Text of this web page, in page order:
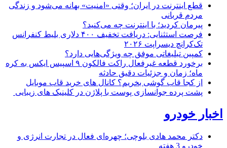
قطع اینترنت در ایران؛ وقتی «امنیت» بهانه می‌شود و زندگی
مردم قربانی
پیرمان کردید؛ با اینترنت چه می‌کنید؟
فرصت استثنایی: دریافت تخفیف ۴۰۰ دلاری بلیط کنفرانس
تک‌کرانچ دیسراپت ۲۰۲۶
کمپین تبلیغاتی موفق چه ویژگی‌هایی دارد؟
برخورد قطعه غیرفعال راکت فالکون ۹ اسپیس ایکس به کره
ماه؛ زمان و جزئیات دقیق حادثه
از کجا قاب گوشی بخریم؟ کانال های خرید قاب موبایل
پشت پرده جوانسازی پوست با پلاژن در کلینیک های زیبایی
اخبار خودرو
دکتر محمد هادی بلوچی؛ چهره‌ای فعال در تجارت انرژی و
خودرو 3 هفته